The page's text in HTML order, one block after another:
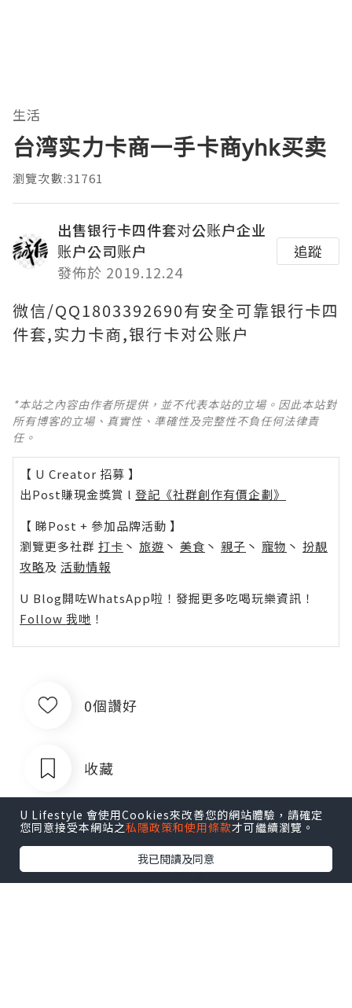
生活
台湾实力卡商一手卡商yhk买卖
瀏覽次數:31761
出售银行卡四件套对公账户企业
账户公司账户
發佈於 2019.12.24
追蹤
微信/QQ1803392690有安全可靠银行卡四
件套,实力卡商,银行卡对公账户
*本站之內容由作者所提供，並不代表本站的立場。因此本站對
所有博客的立場、真實性、準確性及完整性不負任何法律責
任。
【 U Creator 招募 】
出Post賺現金獎賞 l 登記《社群創作有價企劃》
【 睇Post + 參加品牌活動 】
瀏覽更多社群 打卡 丶 旅遊 丶 美食 丶 親子 丶 寵物 丶 扮靚
攻略及 活動情報
U Blog開咗WhatsApp啦！發掘更多吃喝玩樂資訊！
Follow 我哋 ！
0個讚好
收藏
U Lifestyle 會使用Cookies來改善您的網站體驗，請確定
您同意接受本網站之私隱政策和使用條款才可繼續瀏覽。
我已閱讀及同意